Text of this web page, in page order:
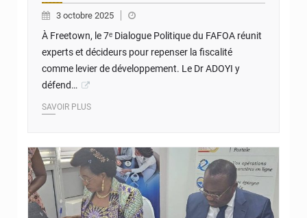
3 octobre 2025
À Freetown, le 7ᵉ Dialogue Politique du FAFOA réunit
experts et décideurs pour repenser la fiscalité
comme levier de développement. Le Dr ADOYI y
défend…
SAVOIR PLUS